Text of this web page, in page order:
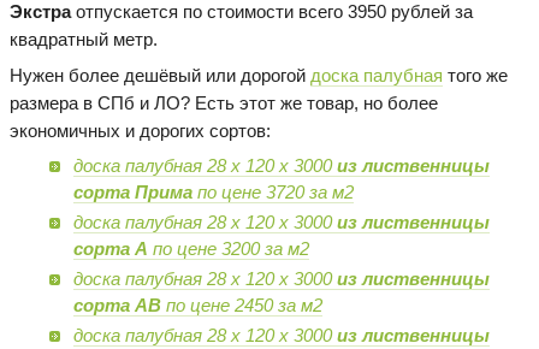
Экстраотпускается по стоимости всего 3950 рублей за
квадратный метр.
Нужен более дешёвый или дорогой доска палубная того же
размера в СПб и ЛО? Есть этот же товар, но более
экономичных и дорогих сортов:
доска палубная 28 х 120 х 3000из лиственницы
сорта Примапо цене 3720 за м2
доска палубная 28 х 120 х 3000из лиственницы
сорта А по цене 3200 за м2
доска палубная 28 х 120 х 3000из лиственницы
сорта ABпо цене 2450 за м2
доска палубная 28 х 120 х 3000из лиственницы